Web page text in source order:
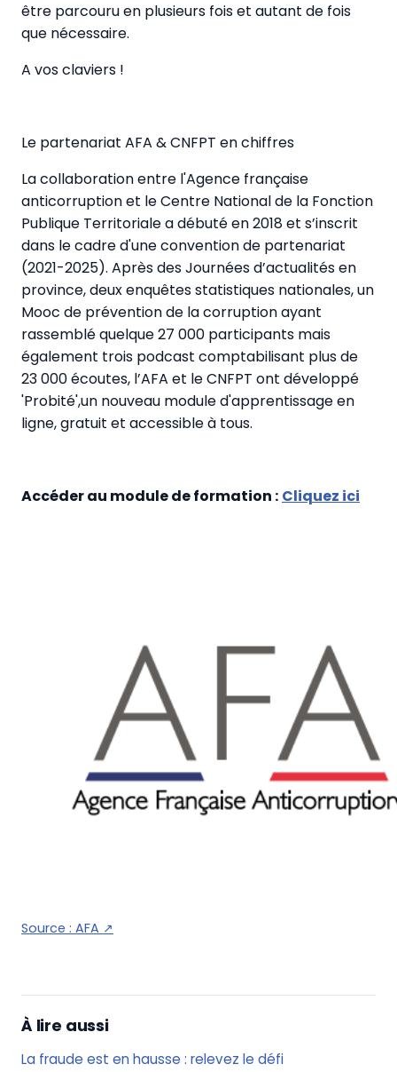
être parcouru en plusieurs fois et autant de fois
que nécessaire.
A vos claviers !
Le partenariat AFA & CNFPT en chiffres
La collaboration entre l'Agence française
anticorruption et le Centre National de la Fonction
Publique Territoriale a débuté en 2018 et s’inscrit
dans le cadre d'une convention de partenariat
(2021-2025). Après des Journées d’actualités en
province, deux enquêtes statistiques nationales, un
Mooc de prévention de la corruption ayant
rassemblé quelque 27 000 participants mais
également trois podcast comptabilisant plus de
23 000 écoutes, l’AFA et le CNFPT ont développé
'Probité',un nouveau module d'apprentissage en
ligne, gratuit et accessible à tous.
Accéder au module de formation : Cliquez ici
Source : AFA ↗
À lire aussi
La fraude est en hausse : relevez le défi